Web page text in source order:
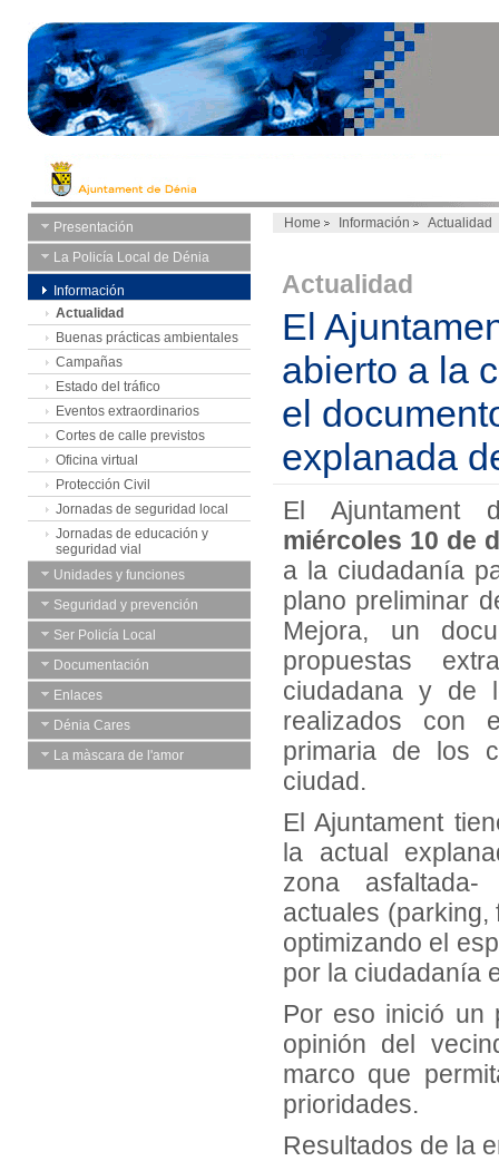
Presentación
La Policía Local de Dénia
Información
Actualidad
Buenas prácticas ambientales
Campañas
Estado del tráfico
Eventos extraordinarios
Cortes de calle previstos
Oficina virtual
Protección Civil
Jornadas de seguridad local
Jornadas de educación y
seguridad vial
Unidades y funciones
Seguridad y prevención
Ser Policía Local
Documentación
Enlaces
Dénia Cares
La màscara de l'amor
Home Información Actualidad
Actualidad
El
abierto a la
el
explanada
El Ajuntament
miércoles 10 de
a la ciudadanía
plano preliminar
Mejora, un
propuestas
ciudadana y de
realizados con
primaria de los
ciudad.
El Ajuntament
la actual
zona
actuales (parking,
optimizando el
por la ciudadanía
Por eso inició un
opinión del
marco que
prioridades.
Resultados de la